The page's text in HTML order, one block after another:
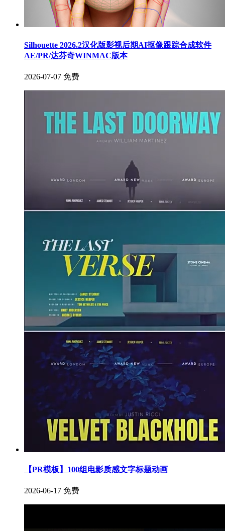
Silhouette 2026.2汉化版影视后期AI抠像跟踪合成软件
AE/PR/达芬奇WINMAC版本
2026-07-07 免费
【PR模板】100组电影质感文字标题动画
2026-06-17 免费